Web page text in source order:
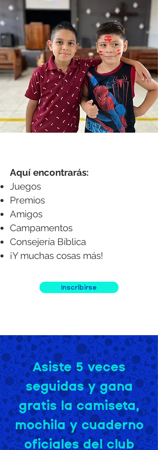
Aquí encontrarás:
Juegos
Premios
Amigos
Campamentos
Consejería Bíblica
¡Y muchas cosas más!
Inscribirse
Asiste 5 veces
seguidas y gana
gratis la camiseta,
mochila y cuaderno
oficiales del club